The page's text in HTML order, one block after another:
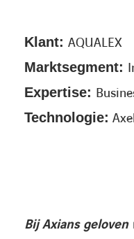
Klant: AQUALEX
Marktsegment:
Expertise:
Technologie:
Bij Axians